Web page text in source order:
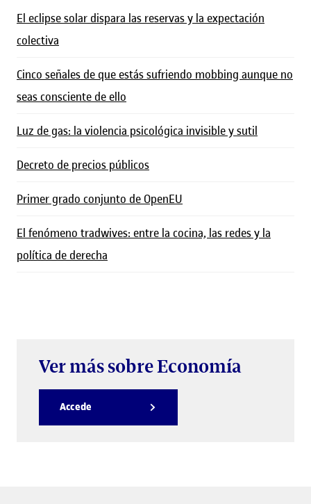
El eclipse solar dispara las reservas y la expectación
colectiva
Cinco señales de que estás sufriendo mobbing aunque no
seas consciente de ello
Luz de gas: la violencia psicológica invisible y sutil
Decreto de precios públicos
Primer grado conjunto de OpenEU
El fenómeno tradwives: entre la cocina, las redes y la
política de derecha
Ver más sobre Economía
Accede